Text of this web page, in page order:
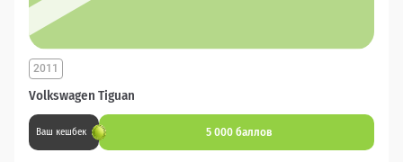
Volkswagen Tiguan
2011
Ваш кешбек 5 000 баллов